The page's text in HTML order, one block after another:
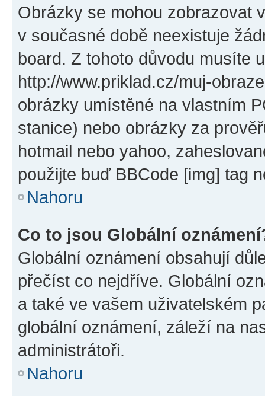
Obrázky se mohou zobrazovat
v současné době neexistuje
board. Z tohoto důvodu musíte
http://www.priklad.cz/muj-
obrázky umístěné na vlastním
stanice) nebo obrázky za
hotmail nebo yahoo,
použijte buď BBCode [img] tag
Nahoru
Co to jsou Globální
Globální oznámení obsahují
přečíst co nejdříve. Globální
a také ve vašem uživatelském
globální oznámení, záleží na
administrátoři.
Nahoru